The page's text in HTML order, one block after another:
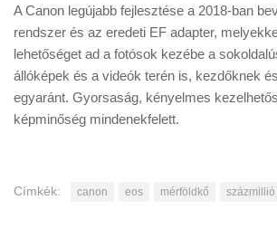
A Canon legújabb fejlesztése a 2018-ban
rendszer és az eredeti EF adapter,
lehetőséget ad a fotósok kezébe a
állóképek és a videók terén is, kezdőknek
egyaránt. Gyorsaság, kényelmes
képminőség mindenekfelett.
Címkék: canon eos mérföldkő